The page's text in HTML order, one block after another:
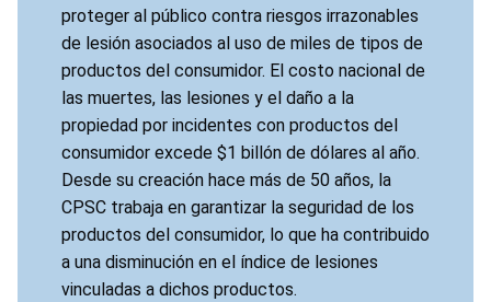
proteger al público contra riesgos irrazonables
de lesión asociados al uso de miles de tipos de
productos del consumidor. El costo nacional de
las muertes, las lesiones y el daño a la
propiedad por incidentes con productos del
consumidor excede $1 billón de dólares al año.
Desde su creación hace más de 50 años, la
CPSC trabaja en garantizar la seguridad de los
productos del consumidor, lo que ha contribuido
a una disminución en el índice de lesiones
vinculadas a dichos productos.